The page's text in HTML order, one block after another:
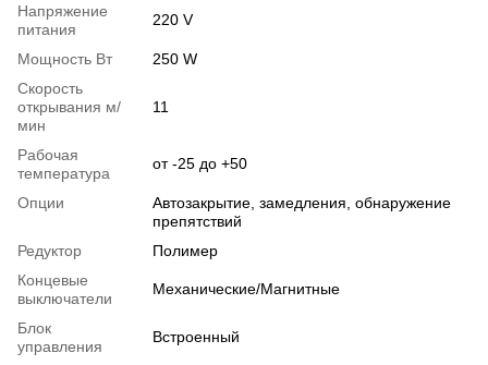
Напряжение
питания
220 V
Мощность Вт
250 W
Скорость
открывания м/
мин
11
Рабочая
температура
от -25 до +50
Опции
Автозакрытие, замедления, обнаружение
препятствий
Редуктор
Полимер
Концевые
выключатели
Механические/Магнитные
Блок
управления
Встроенный